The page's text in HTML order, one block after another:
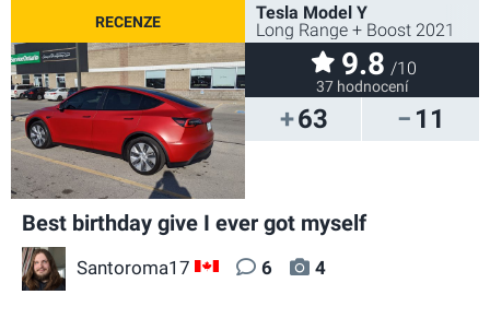
63 11
Tesla Model Y
Long Range + Boost 2021
9.8 /10
37 hodnocení
Best birthday give I ever got myself
Santoroma17 CA 6 4